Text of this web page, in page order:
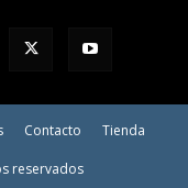
Contacto Tienda
reservados